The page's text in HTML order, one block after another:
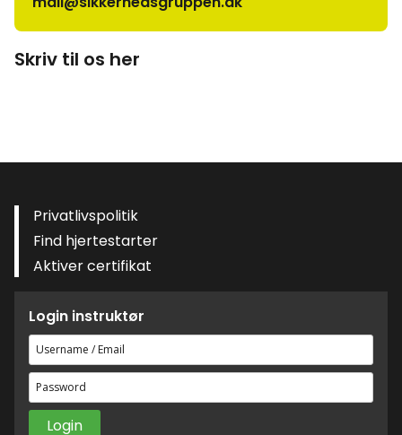
Skriv til os her
Privatlivspolitik
Find hjertestarter
Aktiver certifikat
Login instruktør
Brugernavn
eller
e-
mailadresse
Adgangskode